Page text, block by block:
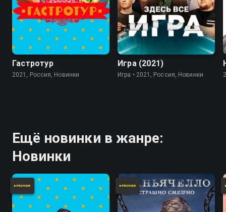
Гастротур
2021, Россия, Новинки
7.8
Игра (2021)
Игра • 2021, Россия, Новинки
Ещё новинки в жанре:
Новинки